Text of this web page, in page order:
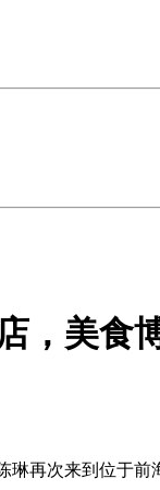
，美食
琳再次来到位于